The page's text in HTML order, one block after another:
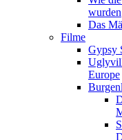
wurden
Das
Filme
Gypsy
Europe